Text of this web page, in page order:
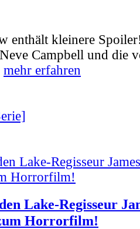
enthält kleinere
Campbell und die
mehr erfahren
Lake-Regisseur
Horrorfilm!